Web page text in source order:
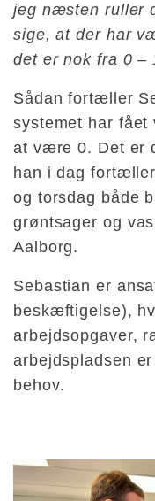
jeg næsten ruller
sige, at der har
det er nok fra 0 –
Sådan fortæller
systemet har fået
at være 0. Det er
han i dag
og torsdag både
grøntsager og
Aalborg.
Sebastian er
beskæftigelse),
arbejdsopgaver,
arbejdspladsen
behov.